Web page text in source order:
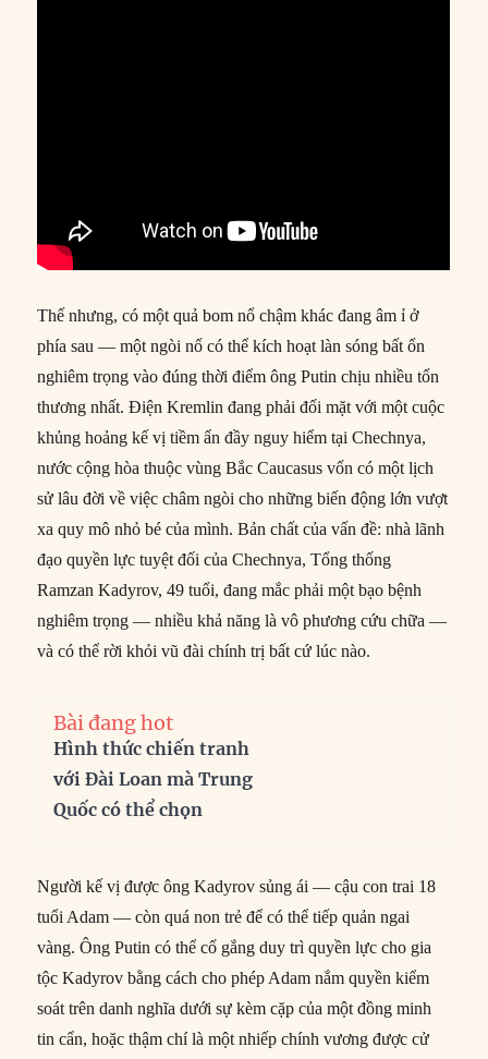
Thế nhưng, có một quả bom nổ chậm khác đang âm ỉ ở
phía sau — một ngòi nổ có thể kích hoạt làn sóng bất ổn
nghiêm trọng vào đúng thời điểm ông Putin chịu nhiều tổn
thương nhất. Điện Kremlin đang phải đối mặt với một cuộc
khủng hoảng kế vị tiềm ẩn đầy nguy hiểm tại Chechnya,
nước cộng hòa thuộc vùng Bắc Caucasus vốn có một lịch
sử lâu đời về việc châm ngòi cho những biến động lớn vượt
xa quy mô nhỏ bé của mình. Bản chất của vấn đề: nhà lãnh
đạo quyền lực tuyệt đối của Chechnya, Tổng thống
Ramzan Kadyrov, 49 tuổi, đang mắc phải một bạo bệnh
nghiêm trọng — nhiều khả năng là vô phương cứu chữa —
và có thể rời khỏi vũ đài chính trị bất cứ lúc nào.
Bài đang hot
Hình thức chiến tranh
với Đài Loan mà Trung
Quốc có thể chọn
Người kế vị được ông Kadyrov sủng ái — cậu con trai 18
tuổi Adam — còn quá non trẻ để có thể tiếp quản ngai
vàng. Ông Putin có thể cố gắng duy trì quyền lực cho gia
tộc Kadyrov bằng cách cho phép Adam nắm quyền kiểm
soát trên danh nghĩa dưới sự kèm cặp của một đồng minh
tin cẩn, hoặc thậm chí là một nhiếp chính vương được cử